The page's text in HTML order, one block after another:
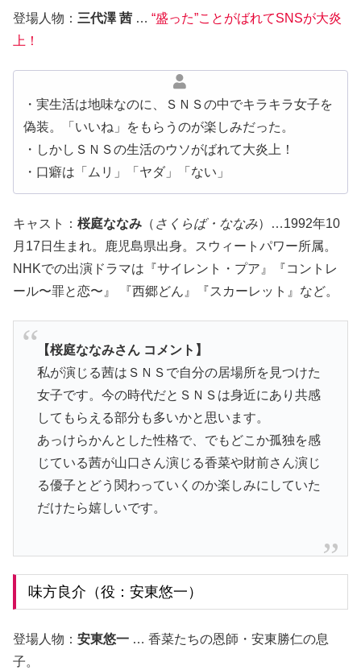
登場人物： 三代澤 茜 … “盛った”ことがばれてSNSが大炎
上！
・実生活は地味なのに、ＳＮＳの中でキラキラ女子を
偽装。「いいね」をもらうのが楽しみだった。
・しかしＳＮＳの生活のウソがばれて大炎上！
・口癖は「ムリ」「ヤダ」「ない」
キャスト： 桜庭ななみ （ さくらば・ななみ）…1992年10
月17日生まれ。鹿児島県出身。スウィートパワー所属。
NHKでの出演ドラマは『サイレント・プア』『コントレ
ール〜罪と恋〜』 『西郷どん』『スカーレット』など。
【桜庭ななみさん コメント】
私が演じる茜はＳＮＳで自分の居場所を見つけた
女子です。今の時代だとＳＮＳは身近にあり共感
してもらえる部分も多いかと思います。
あっけらかんとした性格で、でもどこか孤独を感
じている茜が山口さん演じる香菜や財前さん演じ
る優子とどう関わっていくのか楽しみにしていた
だけたら嬉しいです。
味方良介（役：安東悠一）
登場人物： 安東悠一 … 香菜たちの恩師・安東勝仁の息
子。